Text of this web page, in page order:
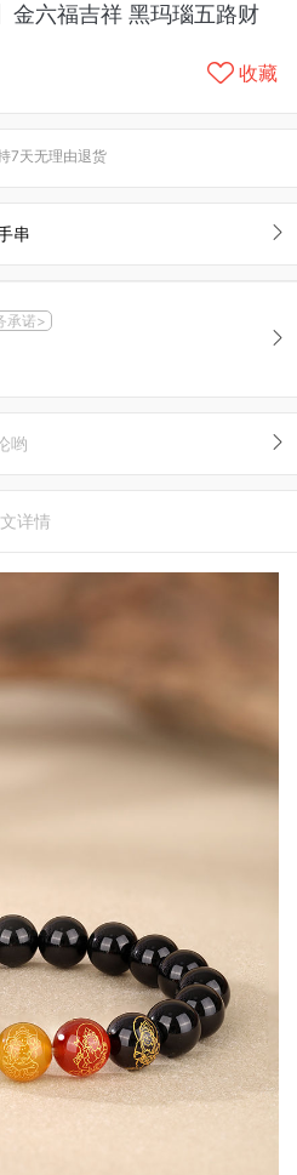
金六福吉祥 黑玛瑙五路财
收藏
7天无理由退货
串
承诺>
哟
详情